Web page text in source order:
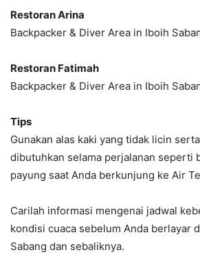
Restoran Arina
Backpacker & Diver Area in Iboih
Restoran Fatimah
Backpacker & Diver Area in Iboih
Tips
Gunakan alas kaki yang tidak licin
dibutuhkan selama perjalanan seperti
payung saat Anda berkunjung ke Air
Carilah informasi mengenai jadwal
kondisi cuaca sebelum Anda berlayar
Sabang dan sebaliknya.